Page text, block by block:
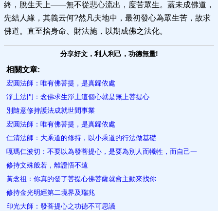
終，脫生天上——無不從悲心流出，度苦眾生。蓋未成佛道，
先結人緣，其義云何?然凡夫地中，最初發心為眾生苦，故求
佛道。直至捨身命、財法施，以期成佛之法化。
分享好文，利人利己，功德無量!
相關文章:
宏圓法師：唯有佛菩提，是真歸依處
淨土法門：念佛求生淨土這個心就是無上菩提心
別隨意修持護法成就世間事業
宏圓法師：唯有佛菩提，是真歸依處
仁清法師：大乘道的修持，以小乘道的行法做基礎
嘎瑪仁波切：不要以為發菩提心，是要為別人而犧牲，而自己一
修持文殊般若，離證悟不遠
黃念祖：你真的發了菩提心佛菩薩就會主動來找你
修持金光明經第二境界及瑞兆
印光大師：發菩提心之功德不可思議